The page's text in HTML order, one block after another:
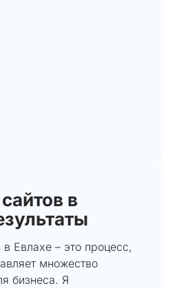
в
Евлахе – это процесс,
множество
бизнеса. Я